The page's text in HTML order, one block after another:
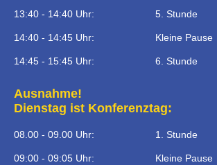
13:40 - 14:40 Uhr: 5. Stunde
14:40 - 14:45 Uhr: Kleine Pause
14:45 - 15:45 Uhr: 6. Stunde
Ausnahme!
Dienstag ist Konferenztag:
08.00 - 09.00 Uhr: 1. Stunde
09:00 - 09:05 Uhr: Kleine Pause